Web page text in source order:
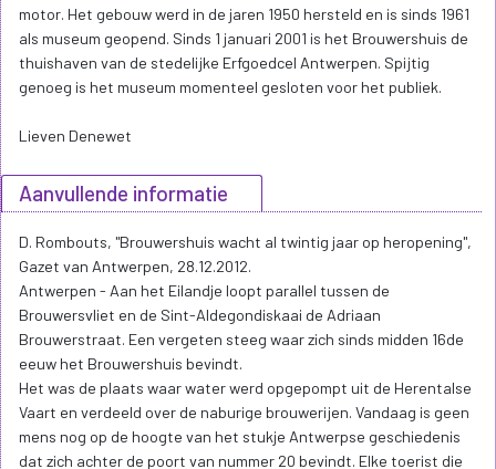
motor. Het gebouw werd in de jaren 1950 hersteld en is sinds 1961
als museum geopend. Sinds 1 januari 2001 is het Brouwershuis de
thuishaven van de stedelijke Erfgoedcel Antwerpen. Spijtig
genoeg is het museum momenteel gesloten voor het publiek.
Lieven Denewet
Aanvullende informatie
D. Rombouts, "Brouwershuis wacht al twintig jaar op heropening",
Gazet van Antwerpen, 28.12.2012.
Antwerpen - Aan het Eilandje loopt parallel tussen de
Brouwersvliet en de Sint-Aldegondiskaai de Adriaan
Brouwerstraat. Een vergeten steeg waar zich sinds midden 16de
eeuw het Brouwershuis bevindt.
Het was de plaats waar water werd opgepompt uit de Herentalse
Vaart en verdeeld over de naburige brouwerijen. Vandaag is geen
mens nog op de hoogte van het stukje Antwerpse geschiedenis
dat zich achter de poort van nummer 20 bevindt. Elke toerist die